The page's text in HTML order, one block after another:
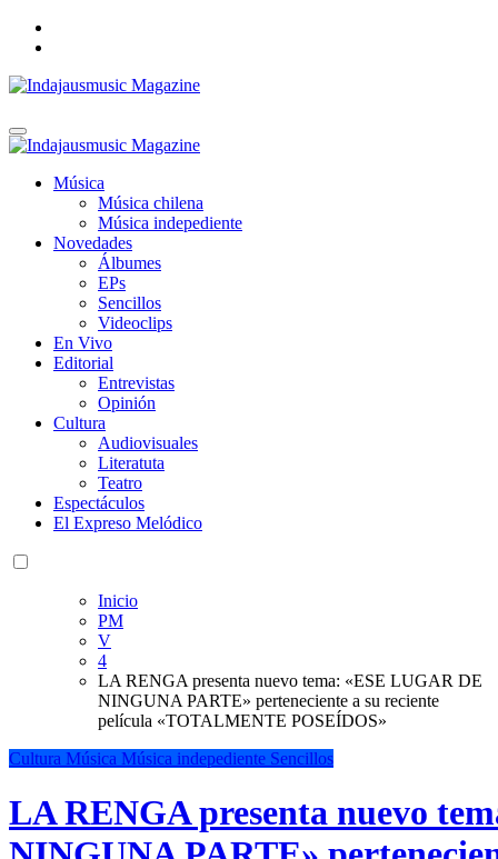
Música, Cultura y Espectáculos
Música
Música chilena
Música indepediente
Novedades
Álbumes
EPs
Sencillos
Videoclips
En Vivo
Editorial
Entrevistas
Opinión
Cultura
Audiovisuales
Literatuta
Teatro
Espectáculos
El Expreso Melódico
Inicio
PM
V
4
LA RENGA presenta nuevo tema: «ESE LUGAR DE
NINGUNA PARTE» perteneciente a su reciente
película «TOTALMENTE POSEÍDOS»
Cultura Música Música indepediente Sencillos
LA RENGA presenta nuevo